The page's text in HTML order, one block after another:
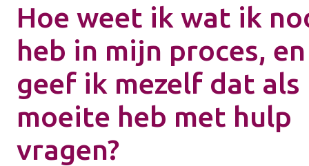
Hoe weet ik wat ik
heb in mijn proces,
geef ik mezelf dat als
moeite heb met hulp
vragen?